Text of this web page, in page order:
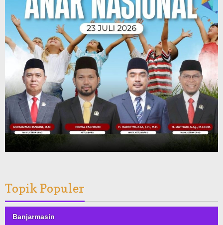
Topik Populer
Banjarmasin